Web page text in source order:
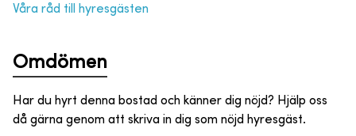
Våra råd till hyresgästen
Omdömen
Har du hyrt denna bostad och känner dig nöjd? Hjälp oss
då gärna genom att skriva in dig som nöjd hyresgäst.